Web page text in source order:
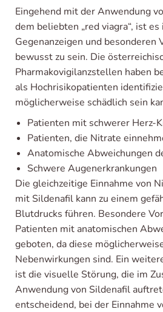
Eingehend mit der Anwendung
dem beliebten „red viagra“, ist
Gegenanzeigen und besonderen
bewusst zu sein. Die
Pharmakovigilanzstellen haben
als Hochrisikopatienten
möglicherweise schädlich sein
Patienten mit schwerer Herz-
Patienten, die Nitrate
Anatomische Abweichungen
Schwere Augenerkrankungen
Die gleichzeitige Einnahme von
mit Sildenafil kann zu einem
Blutdrucks führen. Besondere
Patienten mit anatomischen
geboten, da diese
Nebenwirkungen sind. Ein
ist die visuelle Störung, die im
Anwendung von Sildenafil
entscheidend, bei der Einnahme